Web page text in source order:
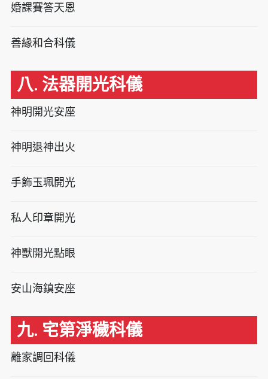
婚課賽答天恩
善緣和合科儀
八. 法器開光科儀
神明開光安座
神明退神出火
手飾玉珮開光
私人印章開光
神獸開光點眼
安山海鎮安座
九. 宅第淨穢科儀
離家調回科儀